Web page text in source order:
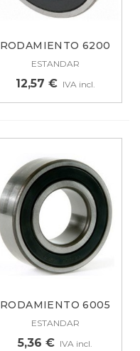
RODAMIENTO 6200
2RS
ESTANDAR
12,57 € IVA incl.
RODAMIENTO 6005
2RS
ESTANDAR
5,36 € IVA incl.